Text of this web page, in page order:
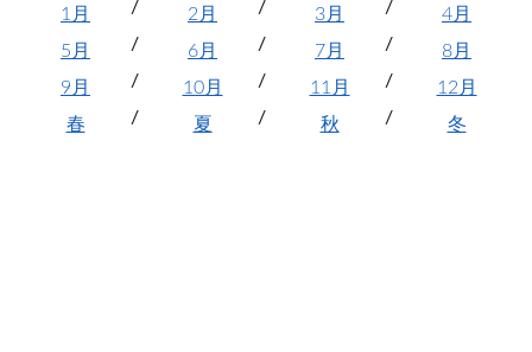
1月 2月 3月
4月
5月
6月 7月
8月
9月
10月 11月
12月
春
夏 秋 冬